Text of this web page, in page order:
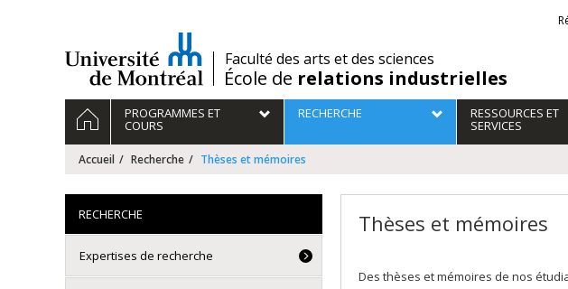
/Faculté des arts et des sciences
École de relations industrielles
Navigation
principale
ACCUEILPROGRAMMES ET
COURS
RECHERCHE RESSOURCES ET
SERVICES
Accueil Recherche Thèses et mémoires
Thèses et mémoires
Des thèses et mémoires de nos
RECHERCHE
Expertises de recherche